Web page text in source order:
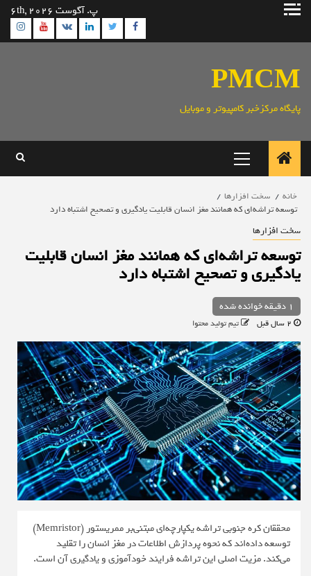
پرش
پ. آگوست 6th, 2026
Facebook
Twitter
Linkedin
VK
PMCM
پایگاه مرکزخبر کامپیوتر و موبایل
اصلی
خانه
سخت افزارها
توسعه تراشه‌ای که همانند مغز انسان قابلیت یادگیری و تصحیح اشتباه دارد
سخت افزارها
توسعه تراشه‌ای که همانند مغز انسان قابلیت
یادگیری و تصحیح اشتباه دارد
1 دقیقه خوانده شده
تیم تولید محتوا
محققان کره جنوبی تراشه یکپارچه‌ای مبتنی‌بر ممریستور (Memristor)
توسعه داده‌اند که نحوه پردازش اطلاعات در مغز انسان را تقلید
می‌کند. مزیت اصلی این تراشه فرایند خودآموزی و یادگیری آن است.